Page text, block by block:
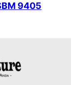
9405